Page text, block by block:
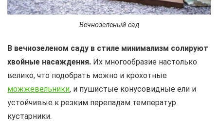
Вечнозеленый сад
В вечнозеленом саду в стиле минимализм солируют
хвойные насаждения. Их многообразие настолько
велико, что подобрать можно и крохотные
можжевельники, и пушистые конусовидные ели и
устойчивые к резким перепадам температур
кустарники.